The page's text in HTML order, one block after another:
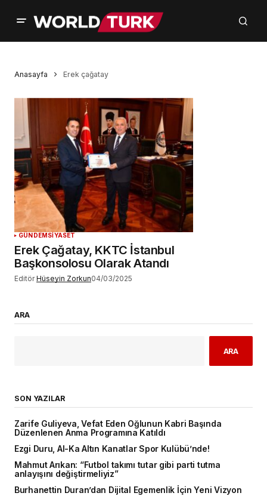
Anasayfa Erek çağatay
GÜNDEMSİYASET
Erek Çağatay, KKTC İstanbul
Başkonsolosu Olarak Atandı
Editör Hüseyin Zorkun04/03/2025
ARA
ARA
SON YAZILAR
Zarife Guliyeva, Vefat Eden Oğlunun Kabri Başında
Düzenlenen Anma Programına Katıldı
Ezgi Duru, Al-Ka Altın Kanatlar Spor Kulübü’nde!
Mahmut Arıkan: “Futbol takımı tutar gibi parti tutma
anlayışını değiştirmeliyiz”
Burhanettin Duran’dan Dijital Egemenlik İçin Yeni Vizyon